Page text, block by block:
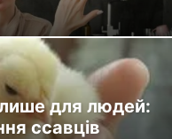
для людей:
ссавців